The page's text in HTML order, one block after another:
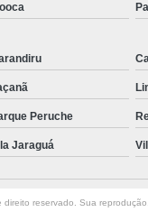
Peruche
Jaraguá
reservado. Sua